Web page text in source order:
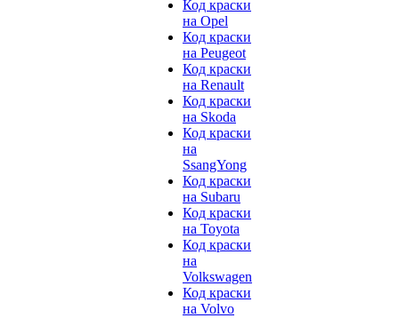
Код краски
на Opel
Код краски
на Peugeot
Код краски
на Renault
Код краски
на Skoda
Код краски
на
SsangYong
Код краски
на Subaru
Код краски
на Toyota
Код краски
на
Volkswagen
Код краски
на Volvo